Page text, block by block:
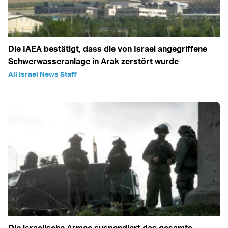
Die IAEA bestätigt, dass die von Israel angegriffene
Schwerwasseranlage in Arak zerstört wurde
All Israel News Staff